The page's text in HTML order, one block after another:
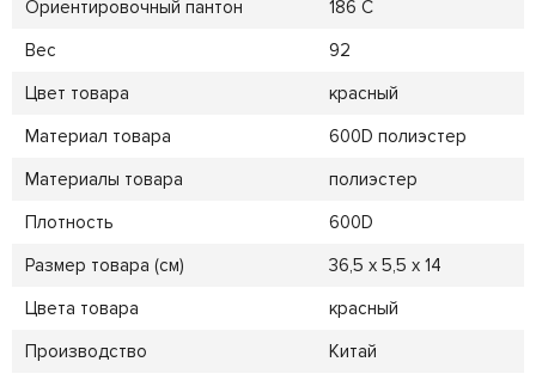
Ориентировочный пантон
186 C
Вес
92
Цвет товара
красный
Материал товара
600D полиэстер
Материалы товара
полиэстер
Плотность
600D
Размер товара (см)
36,5 х 5,5 х 14
Цвета товара
красный
Производство
Китай